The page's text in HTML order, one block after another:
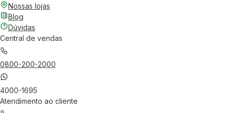
Nossas lojas
Blog
Dúvidas
Central de vendas
0800-200-2000
4000-1695
Atendimento ao cliente